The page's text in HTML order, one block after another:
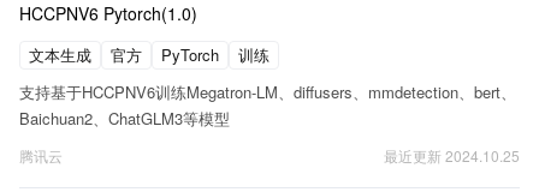
模型部署与应用的新篇章。
HCCPNV6 Pytorch(1.0)
文本生成 官方 PyTorch
训练
支持基于HCCPNV6训练Megatron-LM、diffusers、mmdetection、bert、
Baichuan2、ChatGLM3等模型
腾讯云 最近更新 2024.10.25